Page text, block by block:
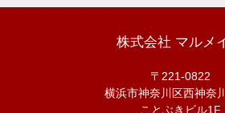
株式会社 マルメ
〒221-0822
横浜市神奈川区西神奈
ことぶきビル1F